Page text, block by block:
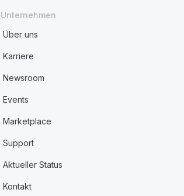
Unternehmen
Über uns
Karriere
Newsroom
Events
Marketplace
Support
Aktueller Status
Kontakt